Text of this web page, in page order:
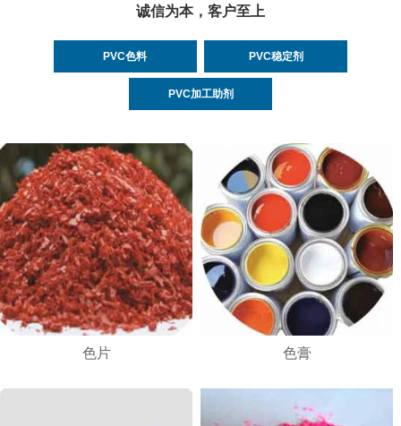
诚信为本，客户至上
PVC色料 PVC稳定剂
PVC加工助剂
色片 色膏